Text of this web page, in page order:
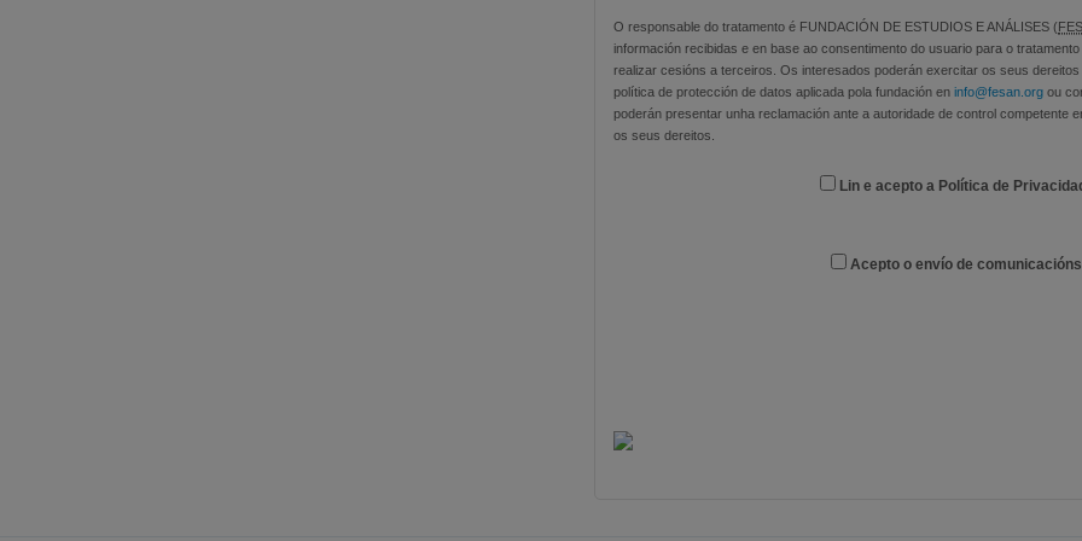
O responsable do tratamento é FUNDACIÓN DE ESTUDIOS E ANÁLISES (
información recibidas e en base ao consentimento do usuario para o
realizar cesións a terceiros. Os interesados poderán exercitar os seus
política de protección de datos aplicada pola fundación en info@fesan.org ou
poderán presentar unha reclamación ante a autoridade de control competente
os seus dereitos.
Lin e acepto a Política de
Acepto o envío de